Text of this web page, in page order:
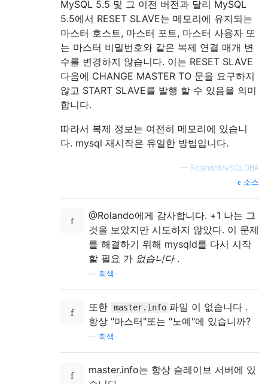
MySQL 5.5 및 그 이전 버전과 달리 MySQL
5.5에서 RESET SLAVE는 메모리에 유지되는
마스터 호스트, 마스터 포트, 마스터 사용자 또
는 마스터 비밀번호와 같은 복제 연결 매개 변
수를 변경하지 않습니다. 이는 RESET SLAVE
다음에 CHANGE MASTER TO 문을 요구하지
않고 START SLAVE를 발행 할 수 있음을 의미
합니다.
따라서 복제 정보는 여전히 메모리에 있습니
다. mysql 재시작은 유일한 방법입니다.
— RolandoMySQLDBA
소스
@Rolando에게 감사합니다. +1 나는 그
것을 보았지만 시도하지 않았다. 이 문제
를 해결하기 위해 mysqld를 다시 시작
할 필요 가 없습니다.
회색-
또한 master.info 파일 이 없습니다 .
항상 "마스터"또는 "노예"에 있습니까?
회색-
master.info는 항상 슬레이브 서버에 있